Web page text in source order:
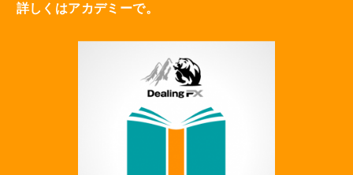
詳しくはアカデミーで。